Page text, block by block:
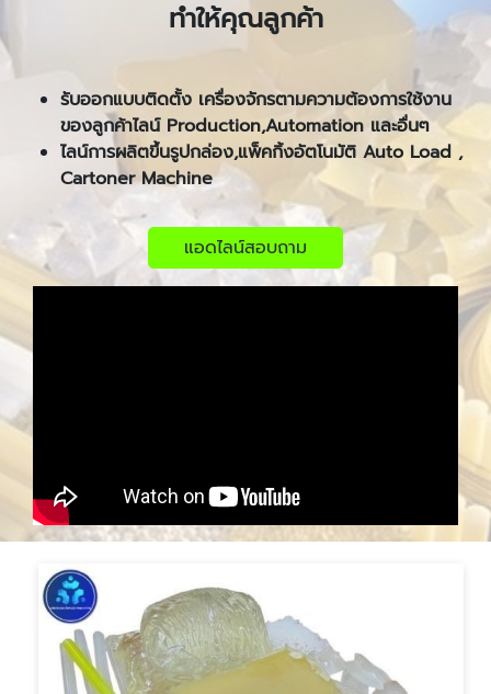
ทำให้คุณลูกค้า
รับออกแบบติดตั้ง เครื่องจักรตามความต้องการใช้งาน
ของลูกค้าไลน์ Production,Automation และอื่นๆ
ไลน์การผลิตขึ้นรูปกล่อง,แพ็คกิ้งอัตโนมัติ Auto Load ,
Cartoner Machine
แอดไลน์สอบถาม